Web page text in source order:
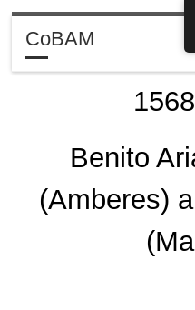
CoBAM
Benito
(Amberes)